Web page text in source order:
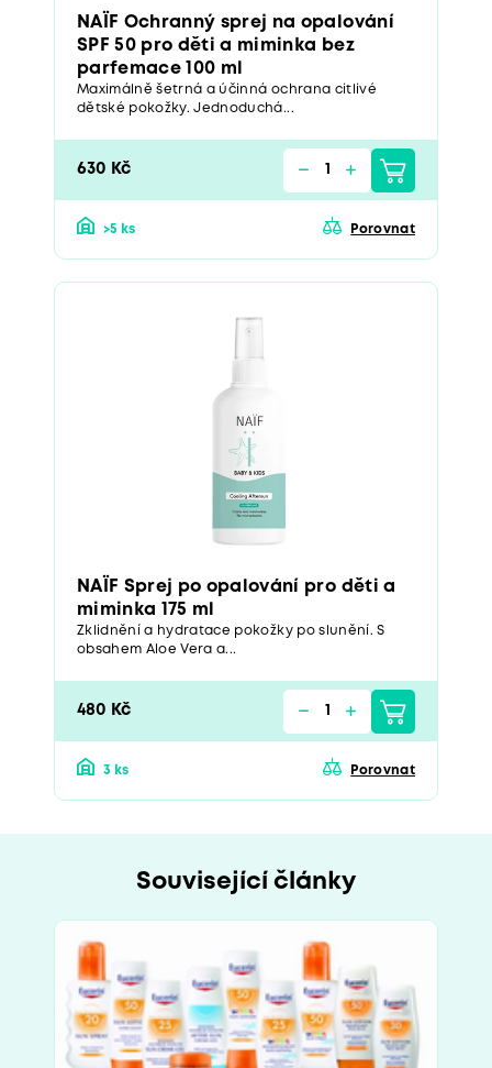
NAÏF Ochranný sprej na opalování
SPF 50 pro děti a miminka bez
parfemace 100 ml
Maximálně šetrná a účinná ochrana citlivé
dětské pokožky. Jednoduchá...
630 Kč
>5 ks Porovnat
NAÏF Sprej po opalování pro děti a
miminka 175 ml
Zklidnění a hydratace pokožky po slunění. S
obsahem Aloe Vera a...
480 Kč
3 ks Porovnat
Související články